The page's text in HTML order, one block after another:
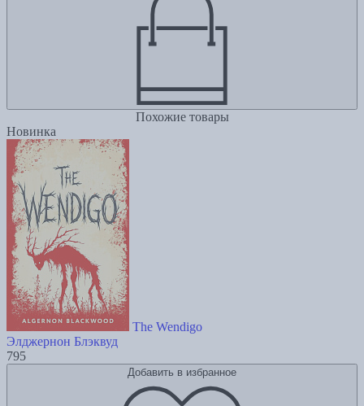
Похожие товары
Новинка
The Wendigo
Элджернон Блэквуд
795
Добавить в избранное